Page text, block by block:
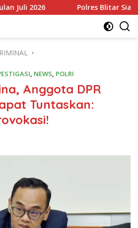
Polres Blitar Siapkan Personel
, NEWS, POLRI
Anggota DPR
Tuntaskan: